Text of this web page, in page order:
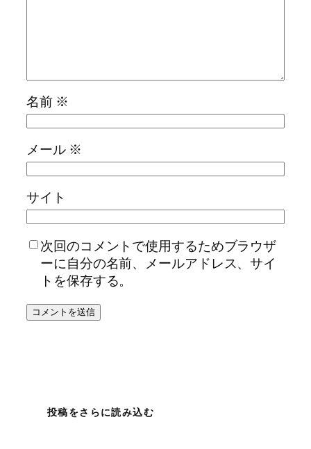
名前 ※
メール ※
サイト
次回のコメントで使用するためブラウザ
ーに自分の名前、メールアドレス、サイ
トを保存する。
投稿をさらに読み込む